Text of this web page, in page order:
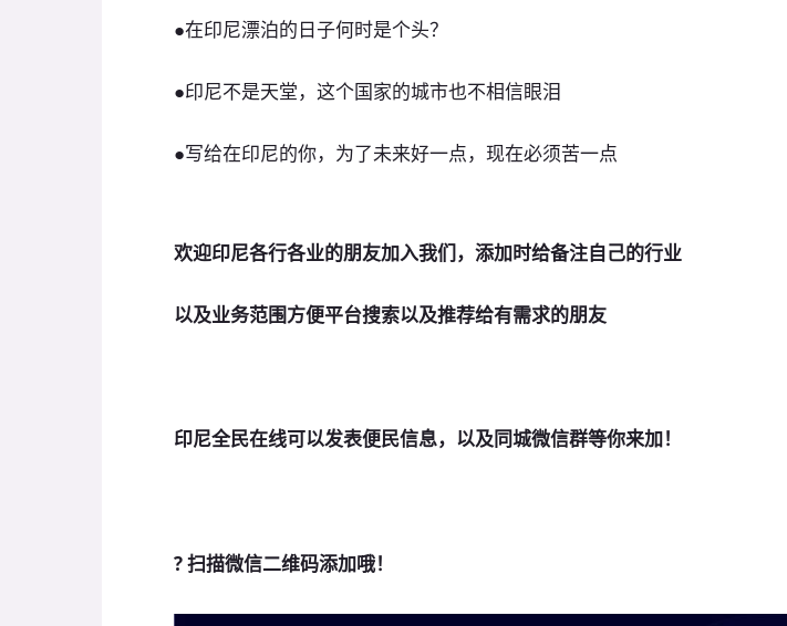
●在印尼漂泊的日子何时是个头？
●印尼不是天堂，这个国家的城市也不相信眼泪
●写给在印尼的你，为了未来好一点，现在必须苦一点
欢迎印尼各行各业的朋友加入我们，添加时给备注自己的行业
以及业务范围方便平台搜索以及推荐给有需求的朋友
印尼全民在线可以发表便民信息，以及同城微信群等你来加！
? 扫描微信二维码添加哦！